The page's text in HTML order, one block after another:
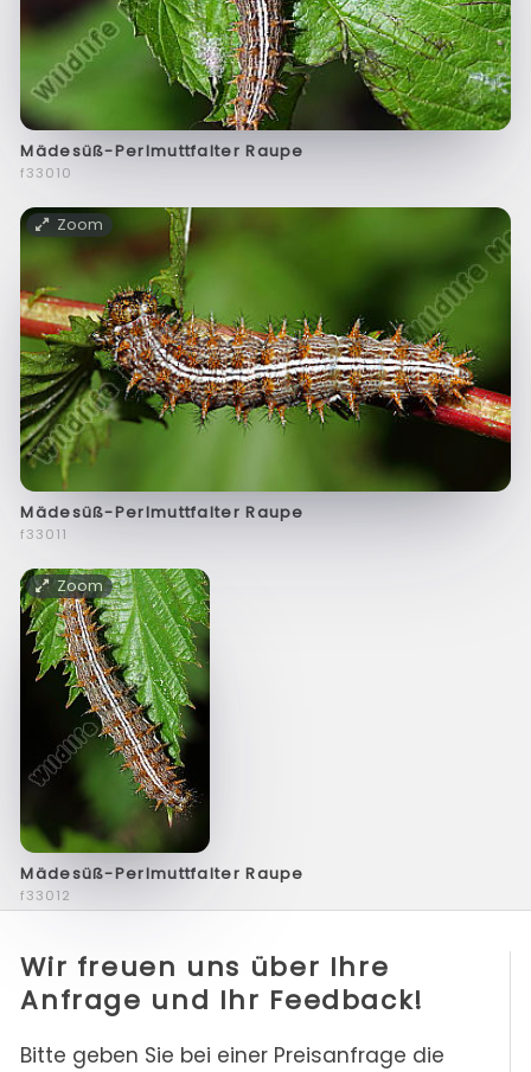
Mädesüß-Perlmuttfalter Raupe
f33010
Zoom
Mädesüß-Perlmuttfalter Raupe
f33011
Zoom
Mädesüß-Perlmuttfalter Raupe
f33012
Wir freuen uns über Ihre
Anfrage und Ihr Feedback!
Bitte geben Sie bei einer Preisanfrage die